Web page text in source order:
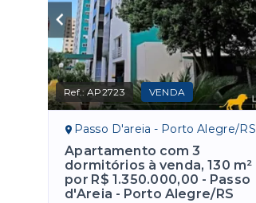
Ref.:AP2723 VENDA
Passo D'areia - Porto Alegre/RS
Apartamento com 3
dormitórios à venda, 130 m²
por R$ 1.350.000,00 - Passo
d'Areia - Porto Alegre/RS